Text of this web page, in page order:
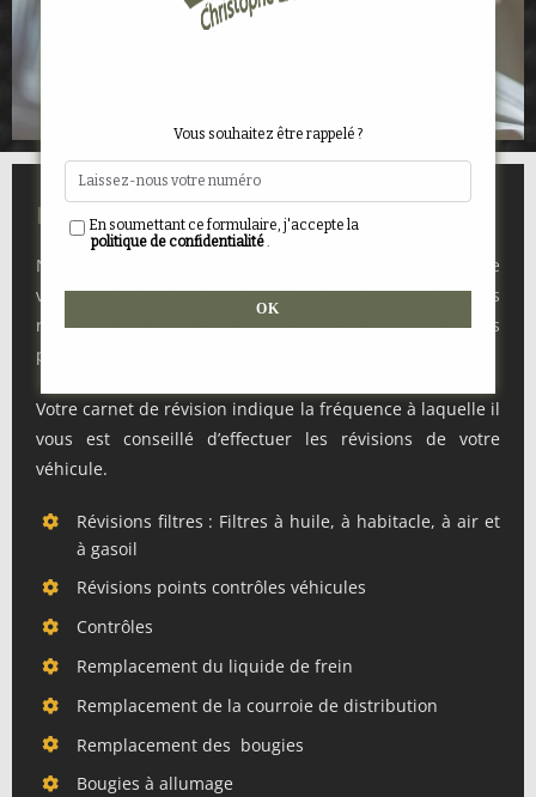
Révision
Notre garage se charge de la vérification de votre
véhicule au niveau de la mécanique et de la sécurité. Les
révisions ont pour but d’optimiser la longévité et les
performances de votre véhicule.
Votre carnet de révision indique la fréquence à laquelle il
vous est conseillé d’effectuer les révisions de votre
véhicule.
Révisions filtres : Filtres à huile, à habitacle, à air et
à gasoil
Révisions points contrôles véhicules
Contrôles
Remplacement du liquide de frein
Remplacement de la courroie de distribution
Remplacement des bougies
Bougies à allumage
Vous souhaitez être rappelé ?
En soumettant ce formulaire, j'accepte la
politique de confidentialité